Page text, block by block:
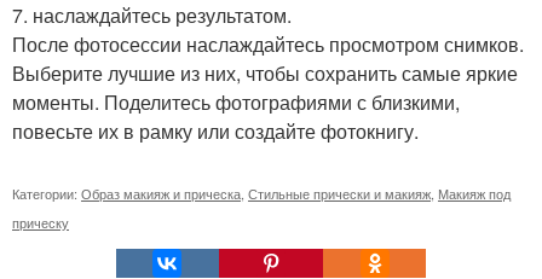
7. наслаждайтесь результатом.
После фотосессии наслаждайтесь просмотром снимков.
Выберите лучшие из них, чтобы сохранить самые яркие
моменты. Поделитесь фотографиями с близкими,
повесьте их в рамку или создайте фотокнигу.
Категории: Образ макияж и прическа Стильные прически и макияж Макияж под
прическу